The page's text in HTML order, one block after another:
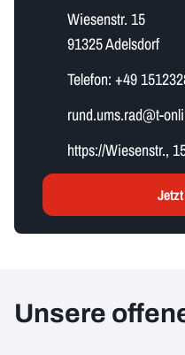
Wiesenstr. 15
91325 Adelsdorf
Telefon: +49
r​u​n​d​.​u​m​s​.​r​a​d​@t-
https://Wiesenstr.,
Unsere